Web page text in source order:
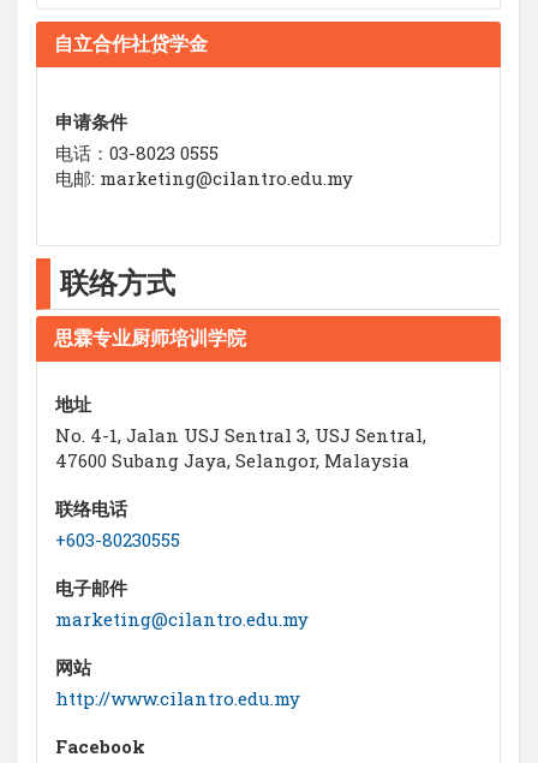
自立合作社贷学金
申请条件
电话：03-8023 0555
电邮: marketing@cilantro.edu.my
联络方式
思霖专业厨师培训学院
地址
No. 4-1, Jalan USJ Sentral 3, USJ Sentral,
47600 Subang Jaya, Selangor, Malaysia
联络电话
+603-80230555
电子邮件
marketing@cilantro.edu.my
网站
http://www.cilantro.edu.my
Facebook